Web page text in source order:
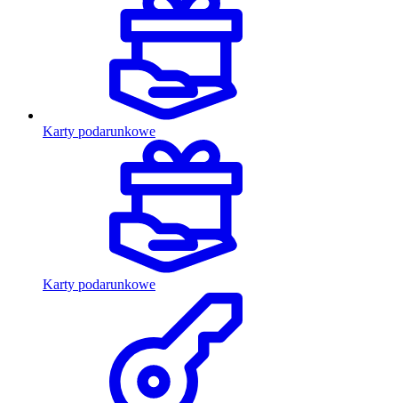
Karty podarunkowe
Karty podarunkowe